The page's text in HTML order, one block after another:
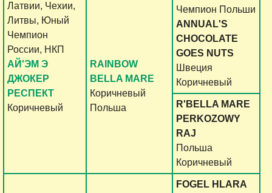
Латвии, Чехии,
Литвы, Юный
Чемпион
России, НКП
АЙ'ЭМ Э
ДЖОКЕР
РЕСПЕКТ
Коричневый
RAINBOW
BELLA MARE
Коричневый
Польша
Чемпион Польши
ANNUAL'S
CHOCOLATE
GOES NUTS
Швеция
Коричневый
R'BELLA MARE
PERKOZOWY
RAJ
Польша
Коричневый
FOGEL HLARA